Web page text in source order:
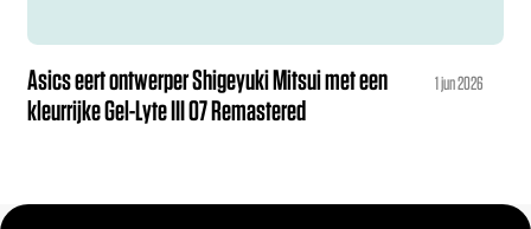
Asics eert ontwerper Shigeyuki Mitsui met een
kleurrijke Gel-Lyte III 07 Remastered
1 jun 2026